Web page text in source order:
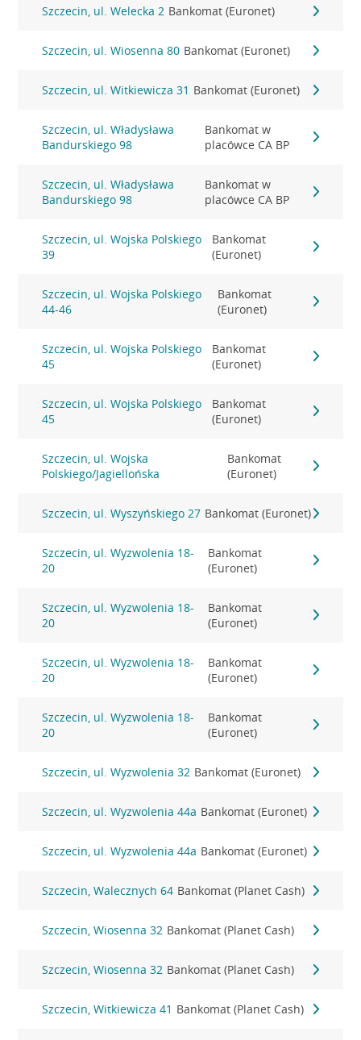
Szczecin, ul. Welecka 2 Bankomat (Euronet)
Szczecin, ul. Wiosenna 80 Bankomat (Euronet)
Szczecin, ul. Witkiewicza 31 Bankomat (Euronet)
Szczecin, ul. Władysława
Bandurskiego 98
Bankomat w
placówce CA BP
Szczecin, ul. Władysława
Bandurskiego 98
Bankomat w
placówce CA BP
Szczecin, ul. Wojska Polskiego
39
Bankomat
(Euronet)
Szczecin, ul. Wojska Polskiego
44-46
Bankomat
(Euronet)
Szczecin, ul. Wojska Polskiego
45
Bankomat
(Euronet)
Szczecin, ul. Wojska Polskiego
45
Bankomat
(Euronet)
Szczecin, ul. Wojska
Polskiego/Jagiellońska
Bankomat
(Euronet)
Szczecin, ul. Wyszyńskiego 27 Bankomat (Euronet)
Szczecin, ul. Wyzwolenia 18-
20
Bankomat
(Euronet)
Szczecin, ul. Wyzwolenia 18-
20
Bankomat
(Euronet)
Szczecin, ul. Wyzwolenia 18-
20
Bankomat
(Euronet)
Szczecin, ul. Wyzwolenia 18-
20
Bankomat
(Euronet)
Szczecin, ul. Wyzwolenia 32 Bankomat (Euronet)
Szczecin, ul. Wyzwolenia 44a Bankomat (Euronet)
Szczecin, ul. Wyzwolenia 44a Bankomat (Euronet)
Szczecin, Walecznych 64 Bankomat (Planet Cash)
Szczecin, Wiosenna 32 Bankomat (Planet Cash)
Szczecin, Wiosenna 32 Bankomat (Planet Cash)
Szczecin, Witkiewicza 41 Bankomat (Planet Cash)